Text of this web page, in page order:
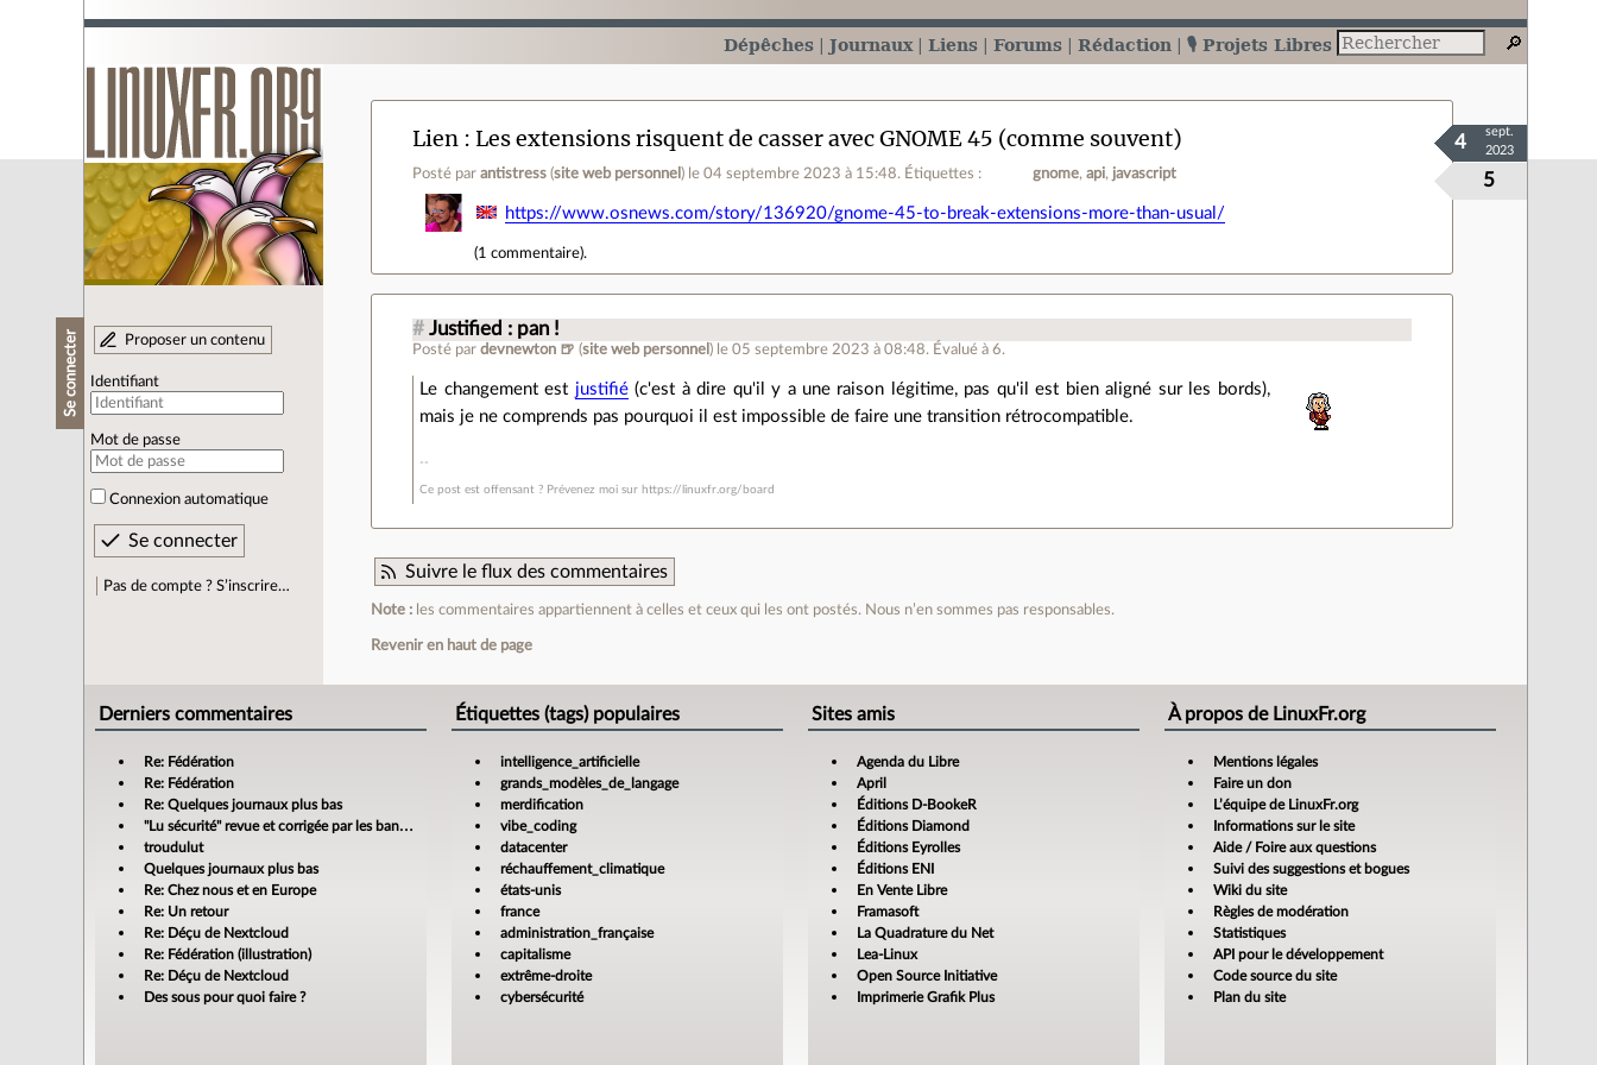
Dépêches Journaux Liens Forums Rédaction 🎙️ Projets Libres
Se connecter Proposer un contenu
Identifiant
Mot de passe
Connexion automatique
Pas de compte ? S’inscrire…
Lien Les extensions risquent de casser avec GNOME 45 (comme souvent)
Posté parantistress (site web personnel ) le 04 septembre 2023 à 15:48. Étiquettes : gnome api javascript 5
4
sept.
2023
https://www.osnews.com/story/136920/gnome-45-to-break-extensions-more-than-usual/
(1 commentaire).
# Justified : pan !
Posté pardevnewton 🍺 (site web personnel ) le 05 septembre 2023 à 08:48. Évalué à6.
Le changement est justifié(c'est à dire qu'il y a une raison légitime, pas qu'il est bien aligné sur les bords),
mais je ne comprends pas pourquoi il est impossible de faire une transition rétrocompatible.
Ce post est offensant ? Prévenez moi sur https://linuxfr.org/board
Suivre le flux des commentaires
Note : les commentaires appartiennent à celles et ceux qui les ont postés. Nous n’en sommes pas responsables.
Revenir en haut de page
Derniers commentaires
Re: Fédération
Re: Fédération
Re: Quelques journaux plus bas
"Lu sécurité" revue et corrigée par les banques
troudulut
Quelques journaux plus bas
Re: Chez nous et en Europe
Re: Un retour
Re: Déçu de Nextcloud
Re: Fédération (illustration)
Re: Déçu de Nextcloud
Des sous pour quoi faire ?
Étiquettes (tags) populaires
intelligence_artificielle
grands_modèles_de_langage
merdification
vibe_coding
datacenter
réchauffement_climatique
états-unis
france
administration_française
capitalisme
extrême-droite
cybersécurité
Sites amis
Agenda du Libre
April
Éditions D-BookeR
Éditions Diamond
Éditions Eyrolles
Éditions ENI
En Vente Libre
Framasoft
La Quadrature du Net
Lea-Linux
Open Source Initiative
Imprimerie Grafik Plus
À propos de LinuxFr.org
Mentions légales
Faire un don
L’équipe de LinuxFr.org
Informations sur le site
Aide / Foire aux questions
Suivi des suggestions et bogues
Wiki du site
Règles de modération
Statistiques
API pour le développement
Code source du site
Plan du site